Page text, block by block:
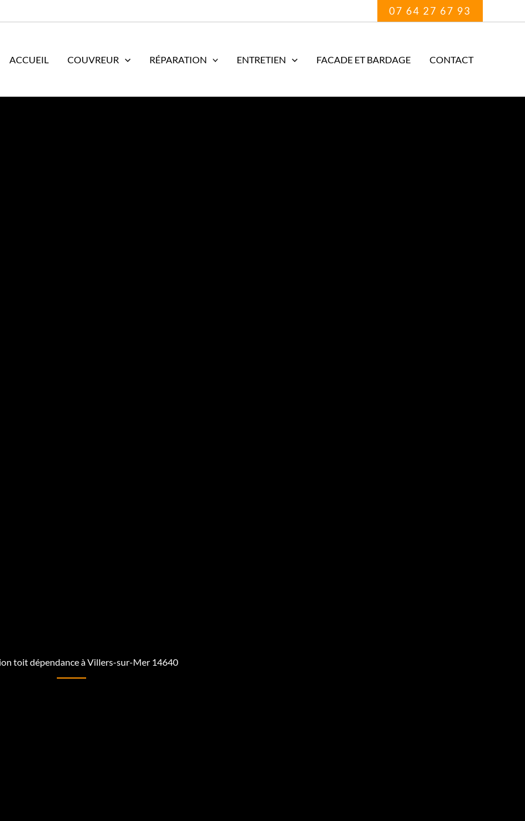
07 64 27 67 93
ACCUEIL COUVREUR RÉPARATION ENTRETIEN FACADE ET BARDAGE CONTACT
toit dépendance à Villers-sur-Mer 14640